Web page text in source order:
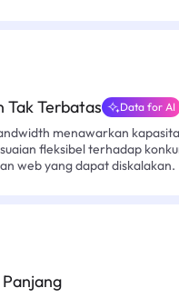
Tak Terbatas Data for AI
menawarkan
fleksibel terhadap
web yang dapat diskalakan.